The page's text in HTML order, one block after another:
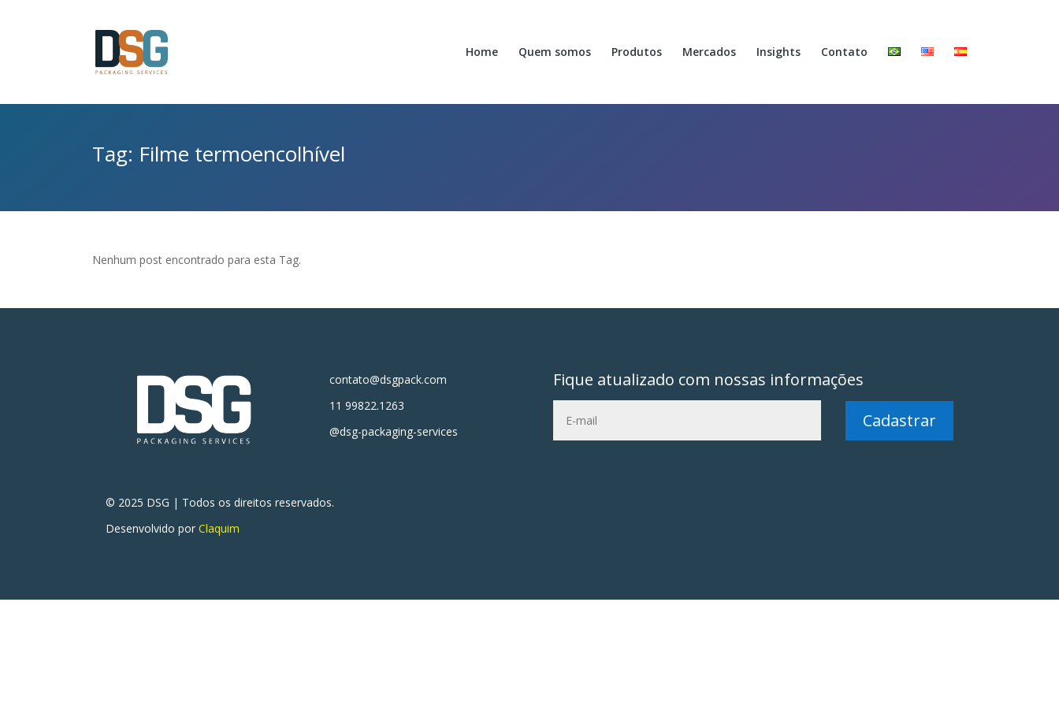
Home Quem somos Produtos Mercados Insights Contato
Tag: Filme termoencolhível
Nenhum post encontrado para esta Tag.
contato@dsgpack.com
11 99822.1263
@dsg-packaging-services
Fique atualizado com nossas informações
Cadastrar
© 2025 DSG | Todos os direitos reservados.
Desenvolvido porClaquim